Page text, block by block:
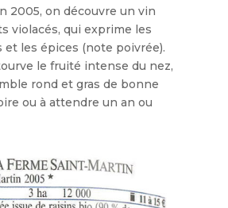
2005, on découvre un vin
violacés, qui exprime les
les épices (note poivrée).
le fruité intense du nez,
rond et gras de bonne
ou à attendre un an ou